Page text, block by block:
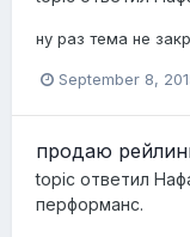
ну раз тема не
September 8,
продаю
topic ответил
перформанс.